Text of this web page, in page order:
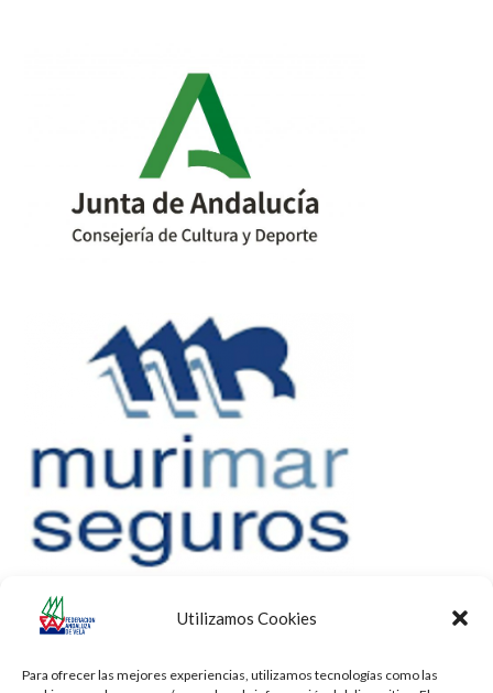
Utilizamos Cookies
Para ofrecer las mejores experiencias, utilizamos tecnologías como las